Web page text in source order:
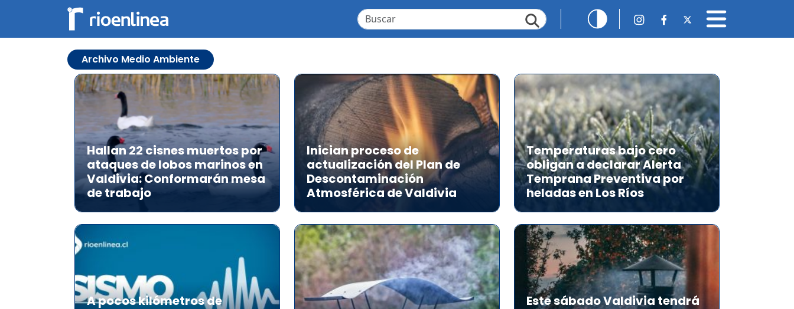
Archivo Medio Ambiente
Hallan 22 cisnes muertos por
ataques de lobos marinos en
Valdivia: Conformarán mesa
de trabajo
Inician proceso de
actualización del Plan de
Descontaminación
Atmosférica de Valdivia
Temperaturas bajo cero
obligan a declarar Alerta
Temprana Preventiva por
heladas en Los Ríos
A pocos kilómetros de
Este sábado Valdivia tendrá